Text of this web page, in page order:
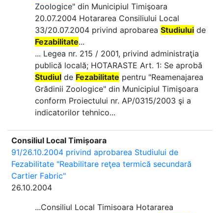
Zoologice" din Municipiul Timişoara
20.07.2004 Hotararea Consiliului Local
33/20.07.2004 privind aprobarea Studiului de
Fezabilitate...
... Legea nr. 215 / 2001, privind administraţia
publică locală; HOTARASTE Art. 1: Se aprobă
Studiul de Fezabilitate pentru "Reamenajarea
Grădinii Zoologice" din Municipiul Timişoara
conform Proiectului nr. AP/0315/2003 şi a
indicatorilor tehnico...
Consiliul Local Timișoara
91/26.10.2004 privind aprobarea Studiului de
Fezabilitate "Reabilitare reţea termică secundară
Cartier Fabric"
26.10.2004
...Consiliul Local Timisoara Hotararea